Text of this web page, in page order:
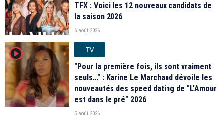
TFX : Voici les 12 nouveaux candidats de
la saison 2026
6 août 2026
player2
TV
"Pour la première fois, ils sont vraiment
seuls…" : Karine Le Marchand dévoile les
nouveautés des speed dating de "L'Amour
est dans le pré" 2026
5 août 2026